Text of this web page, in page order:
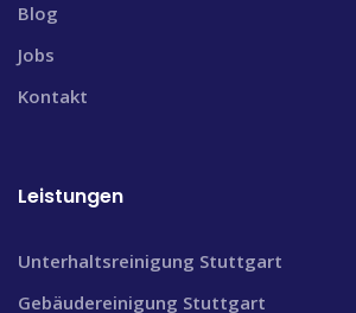
Blog
Jobs
Kontakt
Leistungen
Unterhaltsreinigung Stuttgart
Gebäudereinigung Stuttgart